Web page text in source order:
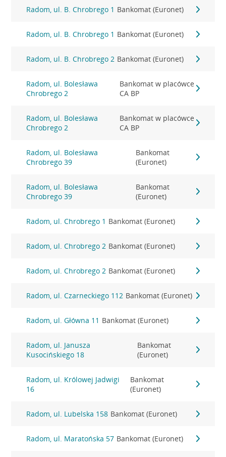
Radom, ul. B. Chrobrego 1 Bankomat (Euronet)
Radom, ul. B. Chrobrego 1 Bankomat (Euronet)
Radom, ul. B. Chrobrego 2 Bankomat (Euronet)
Radom, ul. Bolesława
Chrobrego 2
Bankomat w placówce
CA BP
Radom, ul. Bolesława
Chrobrego 2
Bankomat w placówce
CA BP
Radom, ul. Bolesława
Chrobrego 39
Bankomat
(Euronet)
Radom, ul. Bolesława
Chrobrego 39
Bankomat
(Euronet)
Radom, ul. Chrobrego 1 Bankomat (Euronet)
Radom, ul. Chrobrego 2 Bankomat (Euronet)
Radom, ul. Chrobrego 2 Bankomat (Euronet)
Radom, ul. Czarneckiego 112 Bankomat (Euronet)
Radom, ul. Główna 11 Bankomat (Euronet)
Radom, ul. Janusza
Kusocińskiego 18
Bankomat
(Euronet)
Radom, ul. Królowej Jadwigi
16
Bankomat
(Euronet)
Radom, ul. Lubelska 158 Bankomat (Euronet)
Radom, ul. Maratońska 57 Bankomat (Euronet)